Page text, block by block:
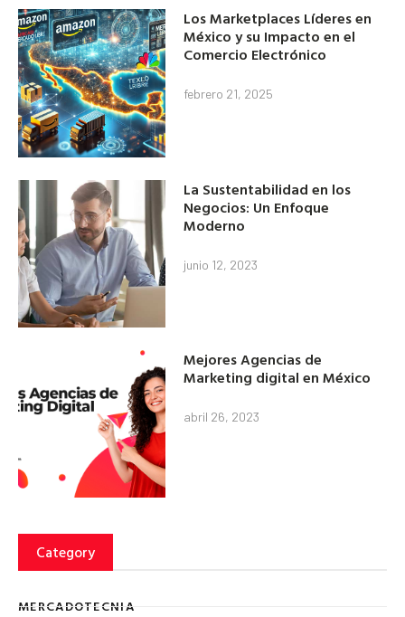
Los Marketplaces Líderes en
México y su Impacto en el
Comercio Electrónico
febrero 21, 2025
La Sustentabilidad en los
Negocios: Un Enfoque
Moderno
junio 12, 2023
Mejores Agencias de
Marketing digital en México
abril 26, 2023
Category
MERCADOTECNIA